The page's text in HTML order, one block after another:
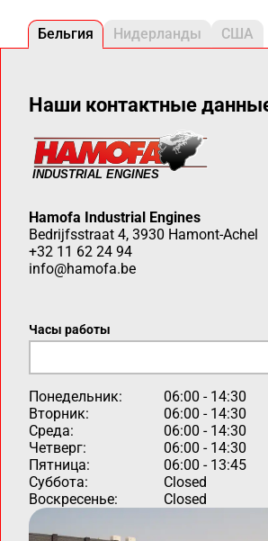
Бельгия Нидерланды США
Наши контактные
Hamofa Industrial Engines
Bedrijfsstraat 4, 3930 Hamont-Achel
+32 11 62 24 94
info@hamofa.be
Часы работы
Понедельник:
06:00 - 14:30
Вторник:
06:00 - 14:30
Среда:
06:00 - 14:30
Четверг:
06:00 - 14:30
Пятница:
06:00 - 13:45
Суббота:
Closed
Воскресенье:
Closed